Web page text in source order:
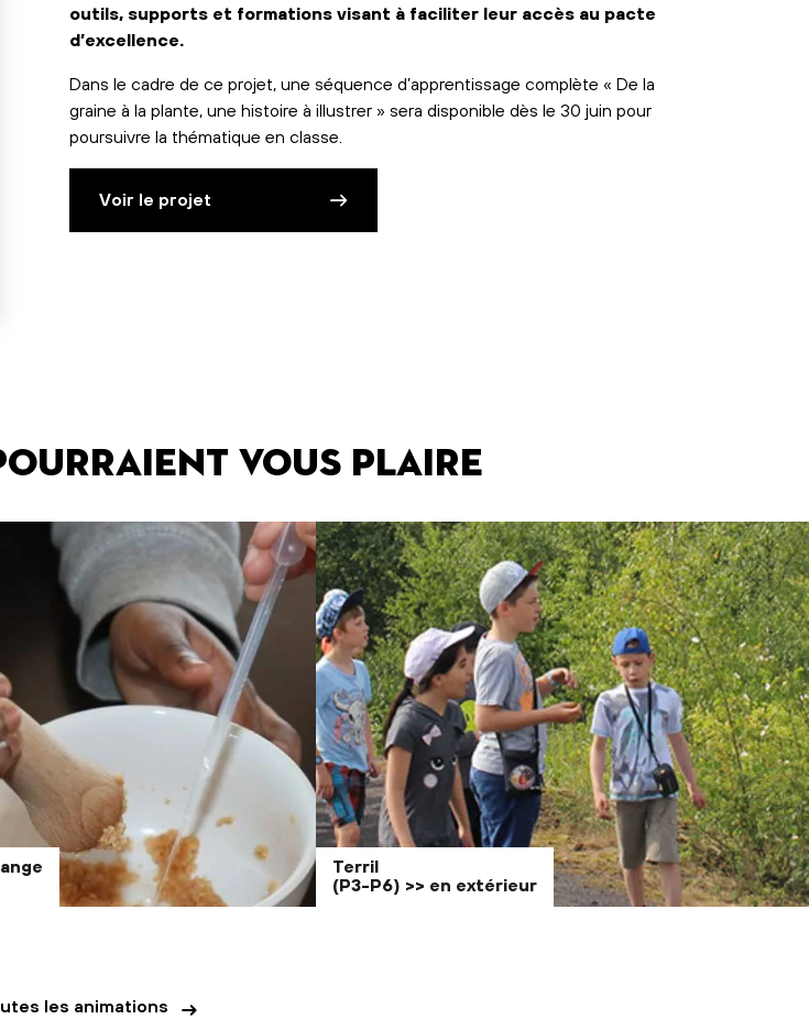
outils, supports et formations visant à faciliter leur accès au pacte
d’excellence.
Dans le cadre de ce projet, une séquence d’apprentissage complète « De la
graine à la plante, une histoire à illustrer » sera disponible dès le 30 juin pour
poursuivre la thématique en classe.
Voir le projet
vous plaire
Terril
(P3-P6) >> en extérieur
les animations